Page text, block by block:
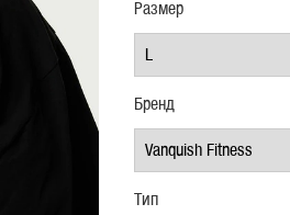
Размер
Бренд
Тип